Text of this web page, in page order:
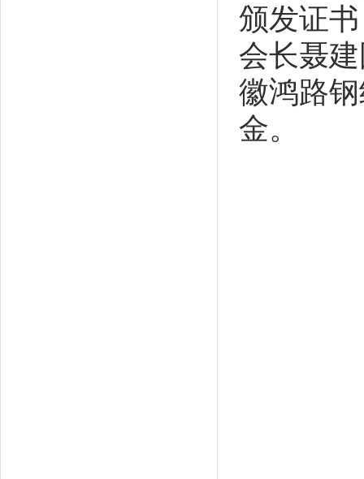
颁发证
会长聂
徽鸿路
金。